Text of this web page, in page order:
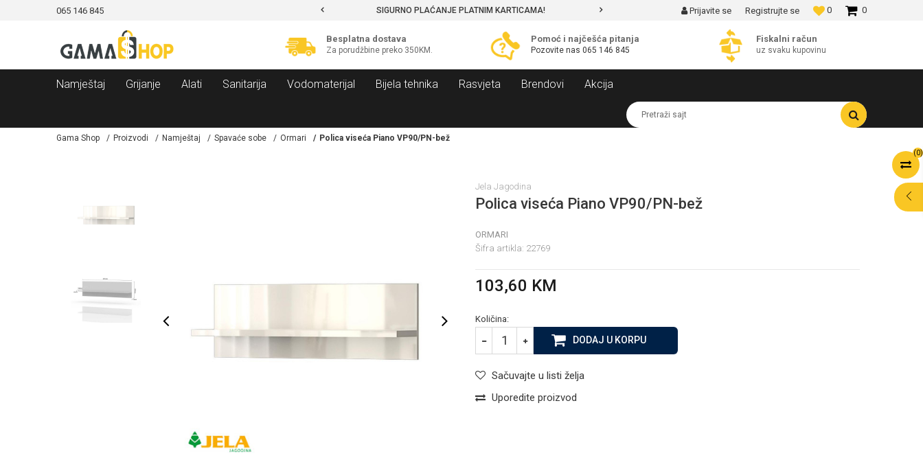
065 146 845 SIGURNO PLAĆANJE PLATNIM KARTICAMA! MOGUĆNOST BESPLATNE ISPORUKE! 0
0
Prijavite se Registrujte se
Besplatna dostava
Za porudžbine preko 350KM.
Pomoć i najčešća pitanja
Pozovite nas 065 146 845
Fiskalni račun
uz svaku kupovinu
Namještaj Grijanje Alati Sanitarija Vodomaterijal Bijela tehnika Rasvjeta Brendovi Akcija
Pretraži sajt
(0)
Gama Shop Proizvodi Namještaj Spavaće sobe Ormari Polica viseća Piano VP90/PN-bež
Jela Jagodina
Polica viseća Piano VP90/PN-bež
ORMARI
Šifra artikla: 22769
103,60 KM
Količina:
DODAJ U KORPU
Sačuvajte u listi želja
Uporedite proizvod